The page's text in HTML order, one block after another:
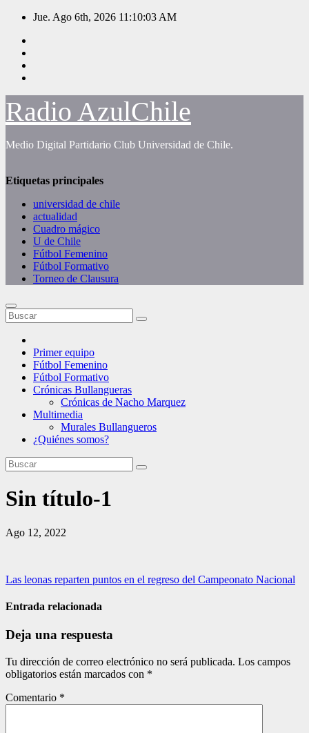
Saltar
contenido
Jue. Ago 6th, 2026 11:10:03 AM
Radio AzulChile
Medio Digital Partidario Club Universidad de Chile.
Etiquetas principales
universidad de chile
actualidad
Cuadro mágico
U de Chile
Fútbol Femenino
Fútbol Formativo
Torneo de Clausura
Primer equipo
Fútbol Femenino
Fútbol Formativo
Crónicas Bullangueras
Crónicas de Nacho Marquez
Multimedia
Murales Bullangueros
¿Quiénes somos?
Sin título-1
Ago 12, 2022
Navegación
de
Las leonas reparten puntos en el regreso del Campeonato Nacional
Entrada relacionada
Deja una respuesta
Tu dirección de correo electrónico no será publicada. Los campos
obligatorios están marcados con *
Comentario *